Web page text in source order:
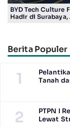
BYD Tech Culture
Hadir di Surabaya,
Berita Populer
1
Tanah
2
PTPN I
Lewat